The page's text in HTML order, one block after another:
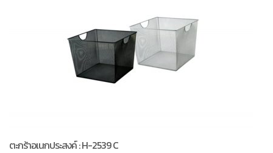
ตะกร้าอเนกประสงค์ : H-2539 C